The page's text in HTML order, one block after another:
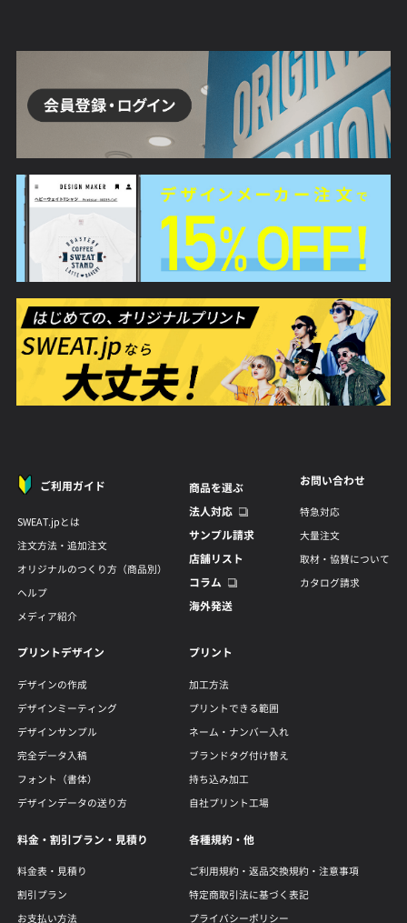
ご利用ガイド
SWEAT.jpとは
注文方法・追加注文
オリジナルのつくり方（商品別）
ヘルプ
メディア紹介
商品を選ぶ
法人対応
サンプル請求
店舗リスト
コラム
海外発送
お問い合わせ
特急対応
大量注文
取材・協賛について
カタログ請求
プリントデザイン
デザインの作成
デザインミーティング
デザインサンプル
完全データ入稿
フォント（書体）
デザインデータの送り方
プリント
加工方法
プリントできる範囲
ネーム・ナンバー入れ
ブランドタグ付け替え
持ち込み加工
自社プリント工場
料金・割引プラン・見積り
料金表・見積り
割引プラン
お支払い方法
各種規約・他
ご利用規約・返品交換規約・注意事項
特定商取引法に基づく表記
プライバシーポリシー